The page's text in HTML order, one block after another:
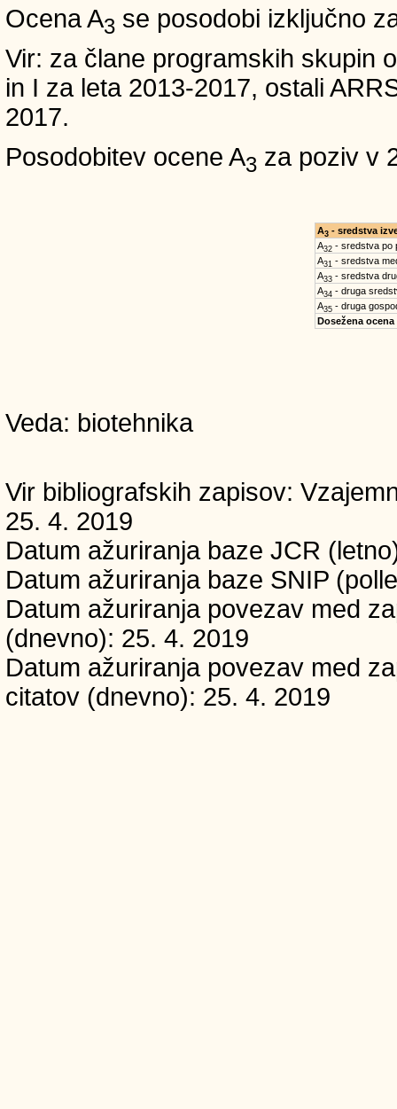
Ocena A3 se posodobi izključno
Vir: za člane programskih skupin
in I za leta 2013-2017, ostali
2017.
Posodobitev ocene A3 za poziv v
A3- sredstva
A32- sredstva po
A31 - sredstva
A33- sredstva
A34 - druga
A35- druga
Dosežena ocena
Veda: biotehnika
Vir bibliografskih zapisov:
25. 4. 2019
Datum ažuriranja baze JCR
Datum ažuriranja baze SNIP
Datum ažuriranja povezav med
(dnevno): 25. 4. 2019
Datum ažuriranja povezav med
citatov (dnevno): 25. 4. 2019